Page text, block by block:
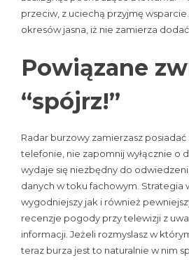
przeciw, z uciechą przyjmę
okresów jasna, iż nie zamierza
Powiązane
“spójrz!”
Radar burzowy zamierzasz
telefonie, nie zapomnij wyłącznie o
wydaje się niezbędny do
danych w toku fachowym. Strategia
wygodniejszy jak i również
recenzje pogody przy telewizji z
informacji. Jeżeli rozmyslasz w
teraz burza jest to naturalnie w nim